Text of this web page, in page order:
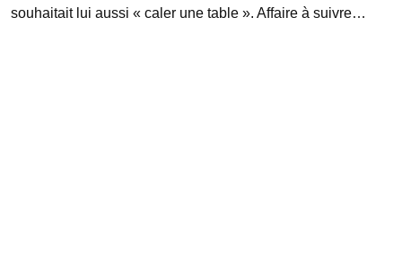
souhaitait lui aussi « caler une table ». Affaire à suivre…